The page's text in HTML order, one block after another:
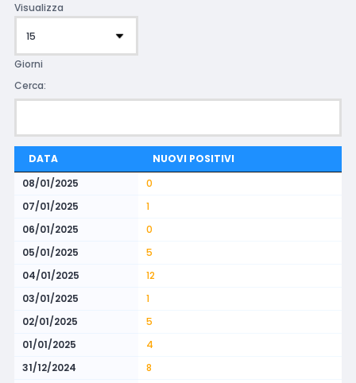
Visualizza
Giorni
Cerca:
DATA
NUOVI POSITIVI
08/01/2025
0
07/01/2025
1
06/01/2025
0
05/01/2025
5
04/01/2025
12
03/01/2025
1
02/01/2025
5
01/01/2025
4
31/12/2024
8